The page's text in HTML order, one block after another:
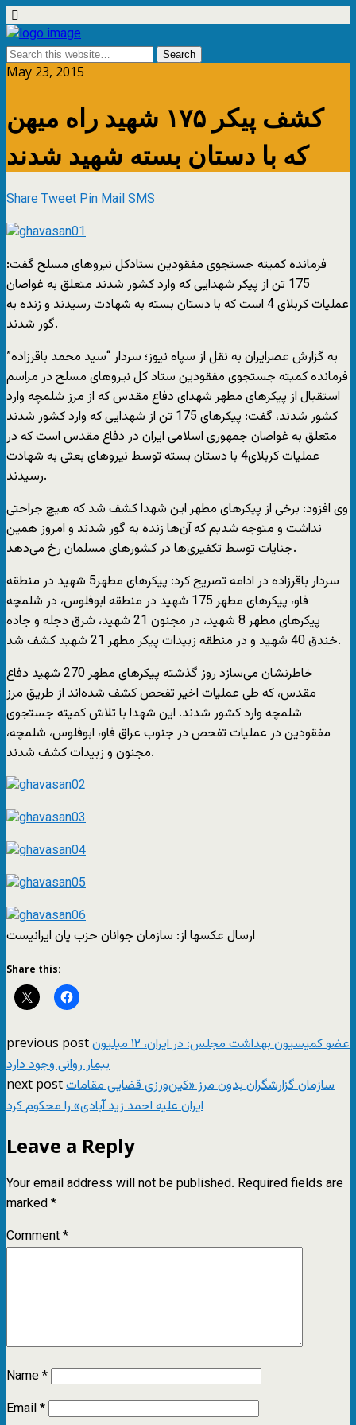
May 23, 2015
کشف پیکر ۱۷۵ شهید راه میهن
که با دستان بسته شهید شدند
ShareTweetPinMailSMS
فرمانده کمیته جستجوی مفقودین ستادکل نیروهای مسلح گفت:
175 تن از پيکر شهدایی که وارد کشور شدند متعلق به غواصان
عملیات کربلای 4 است که با دستان بسته به شهادت رسیدند و زنده به
گور شدند.
به گزارش عصرایران به نقل از سپاه نیوز؛ سردار “سید محمد باقر‌زاده”
فرمانده کمیته جستجوی مفقودین ستاد کل نیروهای مسلح در مراسم
استقبال از پیکرهای مطهر شهدای دفاع مقدس که از مرز شلمچه وارد
کشور شدند، گفت: پیکرهای 175 تن از شهدایی که وارد کشور شدند
متعلق به غواصان جمهوری اسلامی ایران در دفاع مقدس است که در
عملیات کربلای4 با دستان بسته توسط نیروهای بعثی به شهادت
رسیدند.
وی افزود: برخی از پیکرهای مطهر این شهدا کشف شد که هیچ جراحتی
نداشت و متوجه شدیم که آن‌ها زنده به گور شدند و امروز همین
جنایات توسط تکفیری‌ها در کشورهای مسلمان رخ می‌دهد.
سردار باقرزاده در ادامه تصریح کرد: پیکرهای مطهر5 شهید در منطقه
فاو، پیکرهای مطهر 175 شهید در منطقه ابوفلوس، در شلمچه
پیکرهای مطهر 8 شهید، در مجنون 21 شهید، شرق دجله و جاده
خندق 40 شهید و در منطقه زبیدات پیکر مطهر 21 شهید کشف شد.
خاطرنشان می‌سازد روز گذشته پیکرهای مطهر 270 شهید دفاع
مقدس، که طی عملیات اخیر تفحص کشف شده‌اند از طریق مرز
شلمچه وارد کشور شدند. این شهدا با تلاش کمیته جستجوی
مفقودین در عملیات تفحص در جنوب عراق فاو، ابوفلوس، شلمچه،
مجنون و زبیدات کشف شدند.
ارسال عکسها از: سازمان جوانان حزب پان ايرانيست
Share this:
previous postعضو کمیسیون بهداشت مجلس: در ایران، ۱۲ میلیون
بیمار روانی وجود دارد
next postسازمان گزارشگران بدون مرز «کين‌ورزی قضايی مقامات
ايران عليه احمد زيد آبادی» را محکوم کرد
Leave a Reply
Your email address will not be published. Required fields are
marked*
Comment*
Name*
Email*